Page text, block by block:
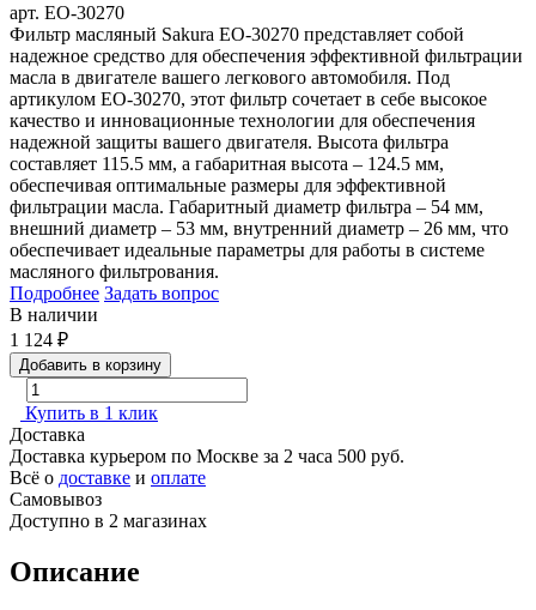
арт. EO-30270
Фильтр масляный Sakura EO-30270 представляет собой
надежное средство для обеспечения эффективной фильтрации
масла в двигателе вашего легкового автомобиля. Под
артикулом EO-30270, этот фильтр сочетает в себе высокое
качество и инновационные технологии для обеспечения
надежной защиты вашего двигателя. Высота фильтра
составляет 115.5 мм, а габаритная высота – 124.5 мм,
обеспечивая оптимальные размеры для эффективной
фильтрации масла. Габаритный диаметр фильтра – 54 мм,
внешний диаметр – 53 мм, внутренний диаметр – 26 мм, что
обеспечивает идеальные параметры для работы в системе
масляного фильтрования.
Подробнее Задать вопрос
В наличии
1 124 ₽
Добавить в корзину
Купить в 1 клик
Доставка
Доставка курьером по Москве за 2 часа 500 руб.
Всё о доставке и оплате
Самовывоз
Доступно в 2 магазинах
Описание